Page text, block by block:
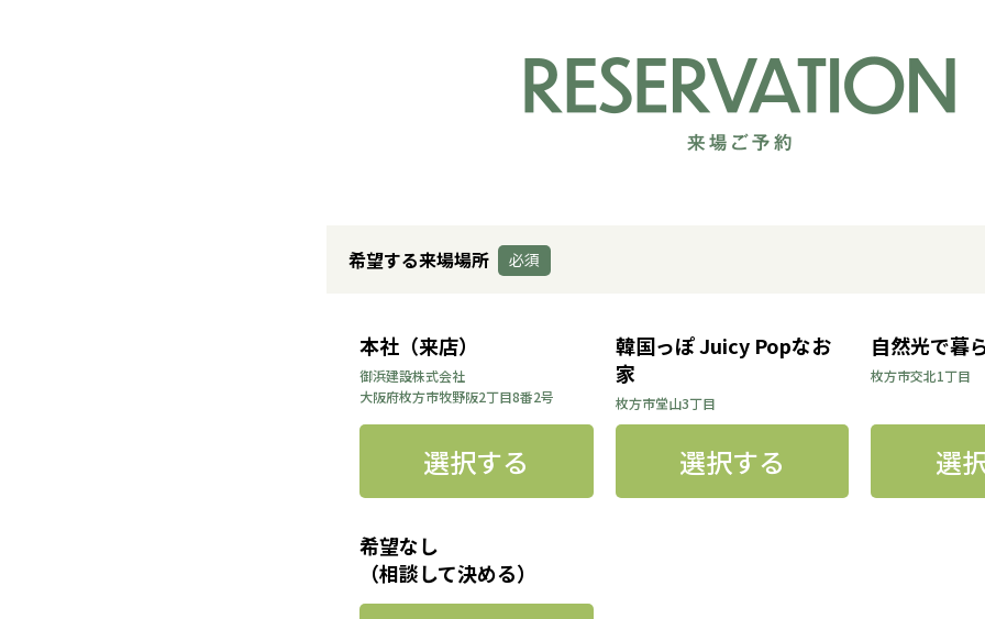
希望する来場場所
本社（来店）
御浜建設株式会社
大阪府枚方市牧野阪2丁目8番2号
選択する
韓国っぽ Juicy Popなお
家
枚方市堂山3丁目
選択する
自然光で暮
枚方市交北1丁目
選
希望なし
（相談して決める）